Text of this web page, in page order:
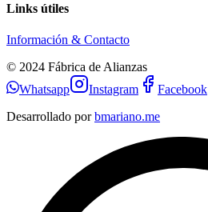
Links útiles
Información & Contacto
© 2024 Fábrica de Alianzas
Whatsapp
Instagram
Facebook
Desarrollado por bmariano.me